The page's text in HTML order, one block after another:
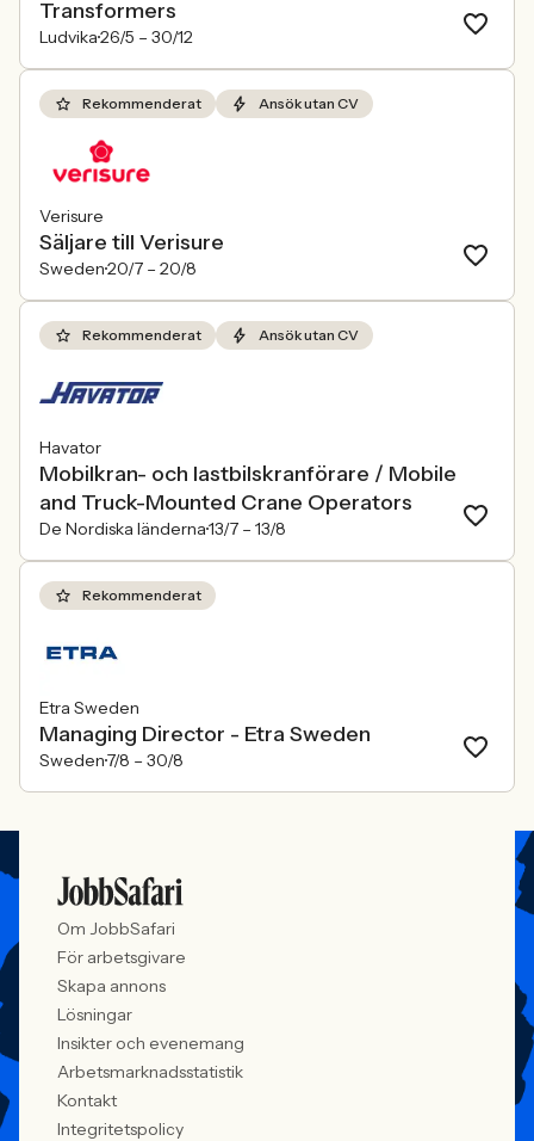
Transformers
Ludvika26/5 – 30/12
Rekommenderat Ansök utan CV
Verisure
Säljare till Verisure
Sweden20/7 – 20/8
Rekommenderat Ansök utan CV
Havator
Mobilkran- och lastbilskranförare / Mobile
and Truck-Mounted Crane Operators
De Nordiska länderna13/7 – 13/8
Rekommenderat
Etra Sweden
Managing Director - Etra Sweden
Sweden7/8 – 30/8
Om JobbSafari
För arbetsgivare
Skapa annons
Lösningar
Insikter och evenemang
Arbetsmarknadsstatistik
Kontakt
Integritetspolicy